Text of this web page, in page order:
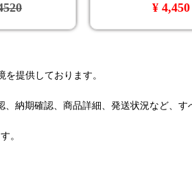
¥
提供しております。
納期確認、商品詳細、発送状況など、す
。